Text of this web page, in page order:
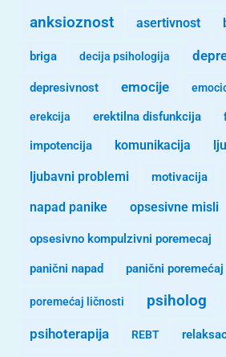
anksioznost asertivnost
briga decija psihologija
depresivnost emocije
erekcija erektilna disfunkcija
impotencija komunikacija
ljubavni problemi motivacija
napad panike opsesivne misli
opsesivno kompulzivni poremecaj
panični napad panični poremećaj
poremećaj ličnosti psiholog
psihoterapija REBT